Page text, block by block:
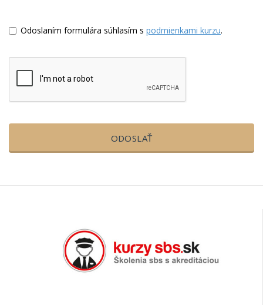
Odoslaním formulára súhlasím s podmienkami kurzu.
ODOSLAŤ